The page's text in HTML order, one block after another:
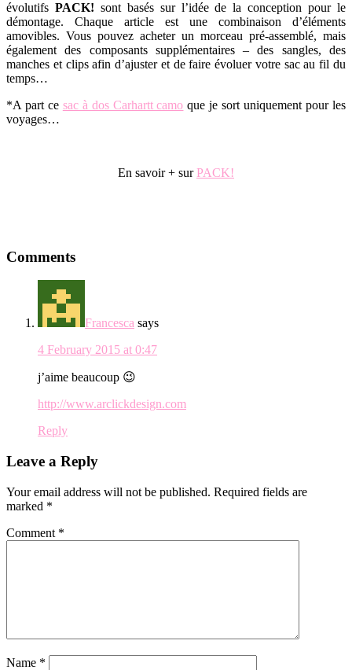
évolutifs PACK! sont basés sur l’idée de la conception pour le
démontage. Chaque article est une combinaison d’éléments
amovibles. Vous pouvez acheter un morceau pré-assemblé, mais
également des composants supplémentaires – des sangles, des
manches et clips afin d’ajuster et de faire évoluer votre sac au fil du
temps…
*A part ce sac à dos Carhartt camo que je sort uniquement pour les
voyages…
En savoir + surPACK!
Reader
Interactions
Comments
Francesca says
4 February 2015 at 0:47
j’aime beaucoup 😉
http://www.arclickdesign.com
Reply
Leave a Reply
Your email address will not be published. Required fields are
marked *
Comment *
Name *